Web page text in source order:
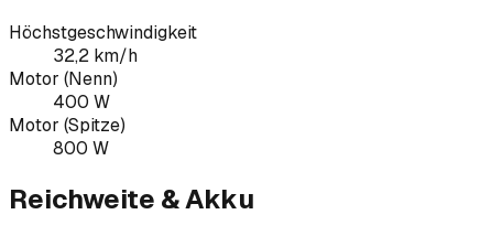
Höchstgeschwindigkeit
32,2 km/h
Motor (Nenn)
400 W
Motor (Spitze)
800 W
Reichweite & Akku